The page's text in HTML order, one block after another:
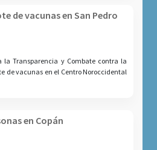
de vacunas en San Pedro
la Transparencia y Combate contra la
de vacunas en el Centro Noroccidental
en Copán